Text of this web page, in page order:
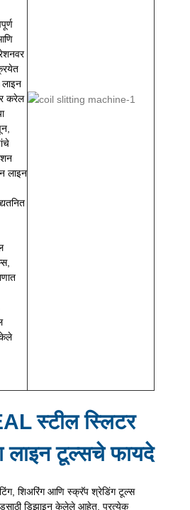
लाइन
करेल
लाइन
केले
स्टील स्लिटर
लाइन टूल्सचे फायदे
शिअरिंग आणि स्क्रॅप श्रेडिंग टूल्स
डिझाइन केलेले आहेत, प्रत्येक